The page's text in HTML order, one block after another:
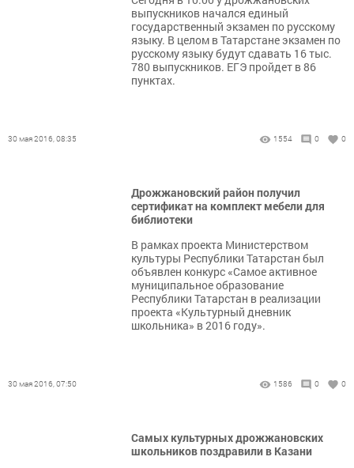
выпускников начался единый
государственный экзамен по русскому
языку. В целом в Татарстане экзамен по
русскому языку будут сдавать 16 тыс.
780 выпускников. ЕГЭ пройдет в 86
пунктах.
30 мая 2016, 08:35 1554 0 0
Дрожжановский район получил
сертификат на комплект мебели для
библиотеки
В рамках проекта Министерством
культуры Республики Татарстан был
объявлен конкурс «Самое активное
муниципальное образование
Республики Татарстан в реализации
проекта «Культурный дневник
школьника» в 2016 году».
30 мая 2016, 07:50 1586 0 0
Самых культурных дрожжановских
школьников поздравили в Казани